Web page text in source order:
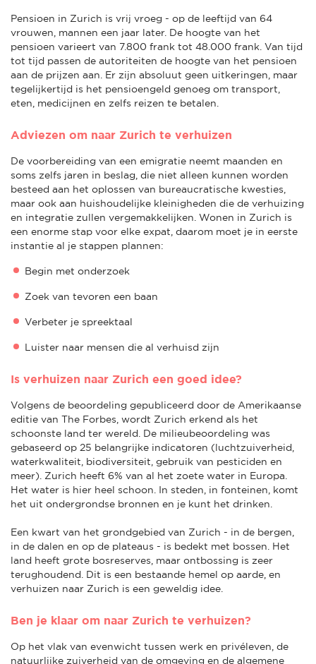
Pensioen in Zurich is vrij vroeg - op de leeftijd van 64
vrouwen, mannen een jaar later. De hoogte van het
pensioen varieert van 7.800 frank tot 48.000 frank. Van tijd
tot tijd passen de autoriteiten de hoogte van het pensioen
aan de prijzen aan. Er zijn absoluut geen uitkeringen, maar
tegelijkertijd is het pensioengeld genoeg om transport,
eten, medicijnen en zelfs reizen te betalen.
Adviezen om naar Zurich te verhuizen
De voorbereiding van een emigratie neemt maanden en
soms zelfs jaren in beslag, die niet alleen kunnen worden
besteed aan het oplossen van bureaucratische kwesties,
maar ook aan huishoudelijke kleinigheden die de verhuizing
en integratie zullen vergemakkelijken. Wonen in Zurich is
een enorme stap voor elke expat, daarom moet je in eerste
instantie al je stappen plannen:
Begin met onderzoek
Zoek van tevoren een baan
Verbeter je spreektaal
Luister naar mensen die al verhuisd zijn
Is verhuizen naar Zurich een goed idee?
Volgens de beoordeling gepubliceerd door de Amerikaanse
editie van The Forbes, wordt Zurich erkend als het
schoonste land ter wereld. De milieubeoordeling was
gebaseerd op 25 belangrijke indicatoren (luchtzuiverheid,
waterkwaliteit, biodiversiteit, gebruik van pesticiden en
meer). Zurich heeft 6% van al het zoete water in Europa.
Het water is hier heel schoon. In steden, in fonteinen, komt
het uit ondergrondse bronnen en je kunt het drinken.
Een kwart van het grondgebied van Zurich - in de bergen,
in de dalen en op de plateaus - is bedekt met bossen. Het
land heeft grote bosreserves, maar ontbossing is zeer
terughoudend. Dit is een bestaande hemel op aarde, en
verhuizen naar Zurich is een geweldig idee.
Ben je klaar om naar Zurich te verhuizen?
Op het vlak van evenwicht tussen werk en privéleven, de
natuurlijke zuiverheid van de omgeving en de algemene